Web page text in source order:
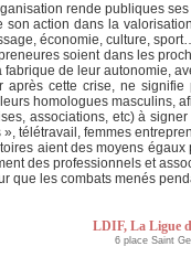
rende publiques
action dans la
économie, culture,
soient dans les
de leur autonomie,
cette crise, ne
homologues masculins,
associations, etc) à
télétravail, femmes
aient des moyens
des professionnels et
que les combats menés
LDIF, La Ligue
6 place Saint